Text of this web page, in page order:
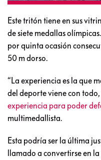
Este tritón tiene en sus
de siete medallas
por quinta ocasión
50 m dorso.
“La experiencia es la que
del deporte viene con todo,
experiencia para poder
multimedallista.
Esta podría ser la última
llamado a convertirse en